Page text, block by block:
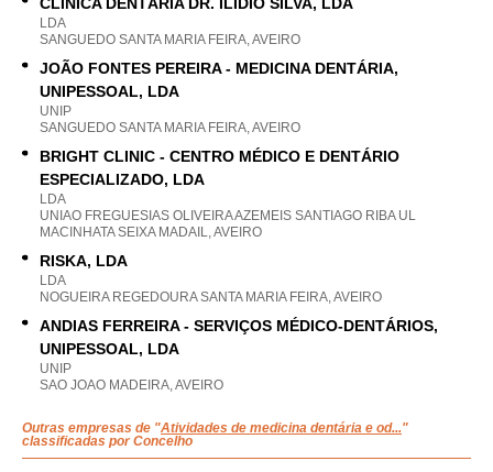
LDA
SANGUEDO SANTA MARIA FEIRA, AVEIRO
JOÃO FONTES PEREIRA - MEDICINA DENTÁRIA,
UNIPESSOAL, LDA
UNIP
SANGUEDO SANTA MARIA FEIRA, AVEIRO
BRIGHT CLINIC - CENTRO MÉDICO E DENTÁRIO
ESPECIALIZADO, LDA
LDA
UNIAO FREGUESIAS OLIVEIRA AZEMEIS SANTIAGO RIBA UL
MACINHATA SEIXA MADAIL, AVEIRO
RISKA, LDA
LDA
NOGUEIRA REGEDOURA SANTA MARIA FEIRA, AVEIRO
ANDIAS FERREIRA - SERVIÇOS MÉDICO-DENTÁRIOS,
UNIPESSOAL, LDA
UNIP
SAO JOAO MADEIRA, AVEIRO
Outras empresas de "Atividades de medicina dentária e od..."
classificadas por Concelho